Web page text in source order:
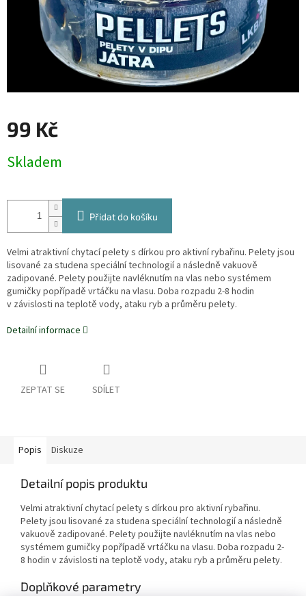
99 Kč
cena:
Skladem
Přidat do košíku
Velmi atraktivní chytací pelety s dírkou pro aktivní rybařinu. Pelety jsou
lisované za studena speciální technologií a následně vakuově
zadipované. Pelety použijte navléknutím na vlas nebo systémem
gumičky popřípadě vrtáčku na vlasu. Doba rozpadu 2-8 hodin
v závislosti na teplotě vody, ataku ryb a průměru pelety.
Detailní informace
ZEPTAT SE SDÍLET
Popis Diskuze
Detailní popis produktu
Velmi atraktivní chytací pelety s dírkou pro aktivní rybařinu.
Pelety jsou lisované za studena speciální technologií a následně
vakuově zadipované. Pelety použijte navléknutím na vlas nebo
systémem gumičky popřípadě vrtáčku na vlasu. Doba rozpadu 2-
8 hodin v závislosti na teplotě vody, ataku ryb a průměru pelety.
Doplňkové parametry